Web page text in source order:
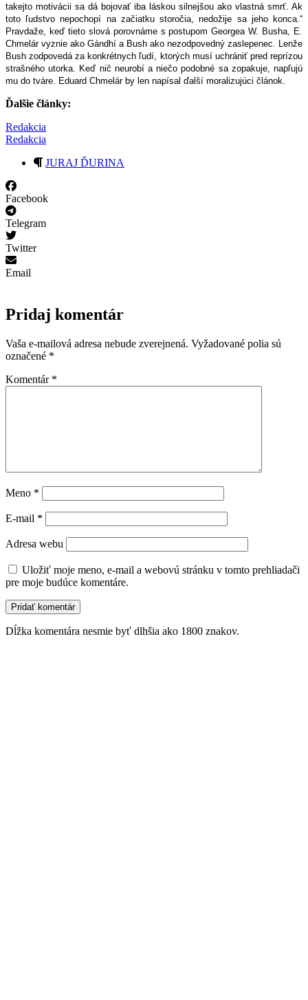
takejto motivácii sa dá bojovať iba láskou silnejšou ako vlastná smrť. Ak
toto ľudstvo nepochopí na začiatku storočia, nedožije sa jeho konca.“
Pravdaže, keď tieto slová porovnáme s postupom Georgea W. Busha, E.
Chmelár vyznie ako Gándhí a Bush ako nezodpovedný zaslepenec. Lenže
Bush zodpovedá za konkrétnych ľudí, ktorých musí uchrániť pred reprízou
strašného utorka. Keď nič neurobí a niečo podobné sa zopakuje, napľujú
mu do tváre. Eduard Chmelár by len napísal ďalší moralizujúci článok.
Ďalšie články:
Redakcia
Redakcia
JURAJ ĎURINA
Facebook
Telegram
Twitter
Email
Pridaj komentár
Vaša e-mailová adresa nebude zverejnená. Vyžadované polia sú
označené *
Komentár *
Meno *
E-mail *
Adresa webu
Uložiť moje meno, e-mail a webovú stránku v tomto prehliadači
pre moje budúce komentáre.
Dĺžka komentára nesmie byť dlhšia ako 1800 znakov.